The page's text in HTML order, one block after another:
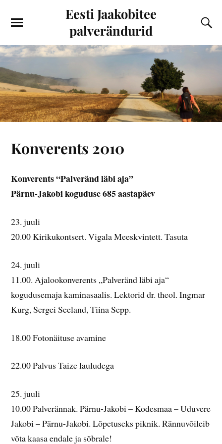
Eesti Jaakobitee
palverändurid
Konverents 2010
Konverents “Palveränd läbi aja”
Pärnu-Jakobi koguduse 685 aastapäev
23. juuli
20.00 Kirikukontsert. Vigala Meeskvintett. Tasuta
24. juuli
11.00. Ajalookonverents „Palveränd läbi aja“
kogudusemaja kaminasaalis. Lektorid dr. theol. Ingmar
Kurg, Sergei Seeland, Tiina Sepp.
18.00 Fotonäituse avamine
22.00 Palvus Taize lauludega
25. juuli
10.00 Palverännak. Pärnu-Jakobi – Kodesmaa – Uduvere
Jakobi – Pärnu-Jakobi. Lõpetuseks piknik. Rännuvõileib
võta kaasa endale ja sõbrale!